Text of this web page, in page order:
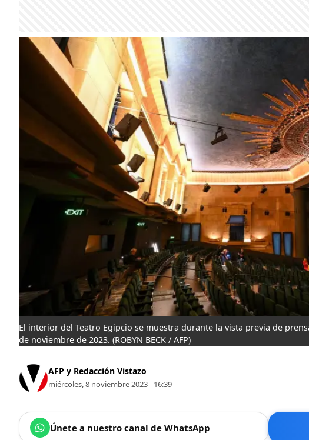
El interior del Teatro Egipcio se muestra durante la vista previa de
de noviembre de 2023. (ROBYN BECK / AFP)
AFP y Redacción Vistazo
miércoles, 8 noviembre 2023 - 16:39
Únete a nuestro canal de WhatsApp